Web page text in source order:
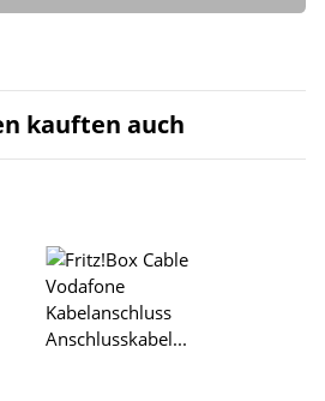
kauften auch